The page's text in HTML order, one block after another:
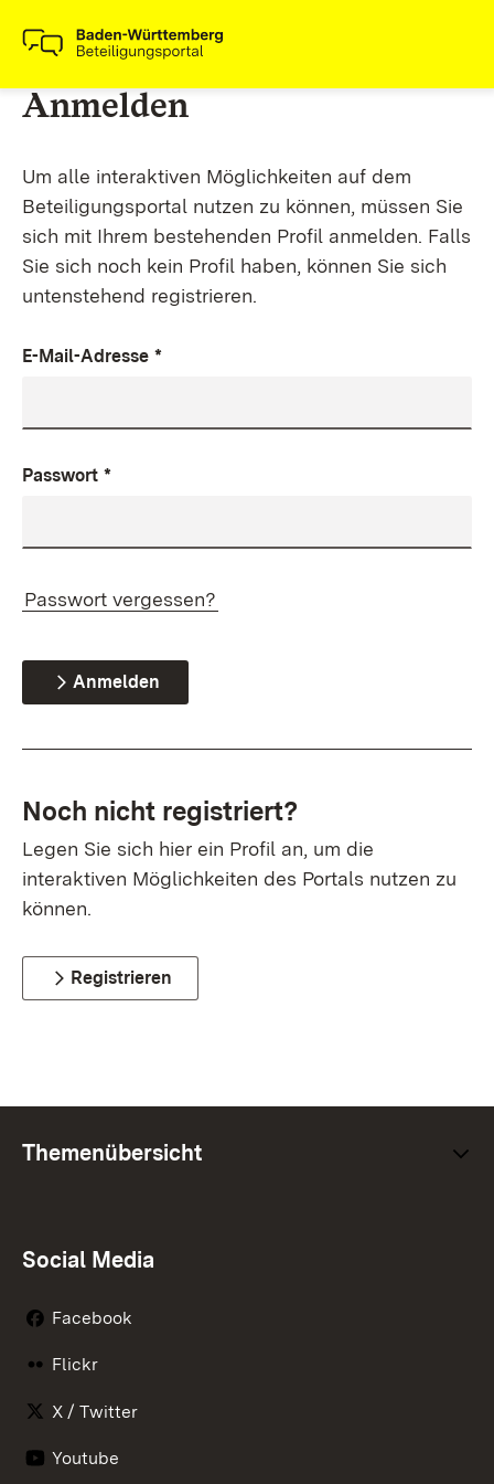
Anmelden
Um alle interaktiven Möglichkeiten auf dem
Beteiligungsportal nutzen zu können, müssen Sie
sich mit Ihrem bestehenden Profil anmelden. Falls
Sie sich noch kein Profil haben, können Sie sich
untenstehend registrieren.
E-Mail-Adresse *
Passwort *
Passwort vergessen?
Anmelden
Noch nicht registriert?
Legen Sie sich hier ein Profil an, um die
interaktiven Möglichkeiten des Portals nutzen zu
können.
Registrieren
Themenübersicht
Social Media
Facebook
Flickr
X / Twitter
Youtube